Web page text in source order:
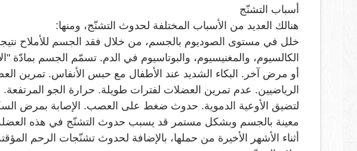
أسباب التشنّج
هنالك العديد من الأسباب المختلفة لحدوث التشنّج، ومنها:
خلل في مستوى الصوديوم بالجسم، من خلال فقد الجسم للأملاح
الكالسيوم، والمغنيسيوم، والبوتاسيوم في الدم. تسمّم الجسم بمادّة
أو مرض آخر. البكاء الشديد عند الأطفال مع حبس الأنفاس. تمرين
الرياضيين. عدم تمرين العضلات لفترات طويلة. حرارة الجو
لتضيق الأوعية الدموية. حدوث ضغط على العصب. الإصابة بمرض
معينة بالجسم وبشكل مستمر قد يسبب حدوث التشنّج في هذه
أثناء الأشهر الأخيرة من حملها، بالإضافة لحدوث تشنّجات الرحم